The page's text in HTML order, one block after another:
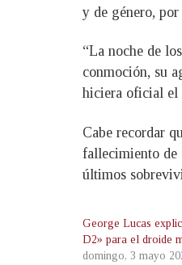
y de género,
“La noche de
conmoción, su
hiciera oficial el
Cabe recordar
fallecimiento de
últimos
George Lucas
D2» para el droide
domingo, 3 mayo